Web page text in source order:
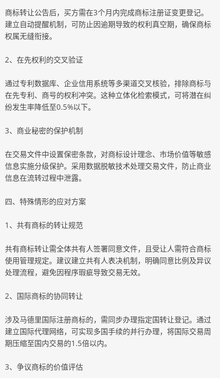
商标转让公告后，买方需在3个月内完成商标注册证变更登记。
建立自动提醒机制，可防止因逾期导致的权利真空期，确保商标
权属无缝衔接。
2、在先权利的交叉验证
通过专利数据库、企业信用系统等多渠道交叉核验，排除商标与
在先专利、商号的权利冲突。这种立体化检索模式，可将潜在纠
纷发生率降低至0.5%以下。
3、商业秘密的保护机制
在交易文件中设置保密条款，对商标设计理念、市场价值等敏感
信息实施分级保护。采用数据脱敏技术处理交易文件，防止商业
信息在流转过程中泄露。
四、特殊情形的应对方案
1、共有商标的转让规范
共有商标转让需全体共有人签署同意文件，且受让人需符合商标
使用管理规定。建议建立共有人表决机制，明确同意比例及异议
处理流程，避免因程序瑕疵导致交易无效。
2、国际商标的协同转让
涉及马德里国际注册商标的，需同步办理指定国转让登记。通过
建立国际代理网络，可实现多国手续的并行办理，将国际交易周
期压缩至国内交易的1.5倍以内。
3、争议商标的价值评估